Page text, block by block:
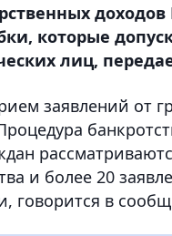
которые
лиц,
заявлений от
и более 20
говорится в